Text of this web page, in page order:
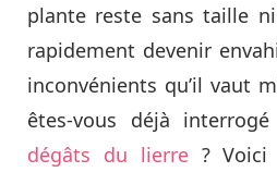
plante reste sans taille
rapidement devenir
inconvénients qu’il vaut
êtes-vous déjà
dégâts du lierre? Voici